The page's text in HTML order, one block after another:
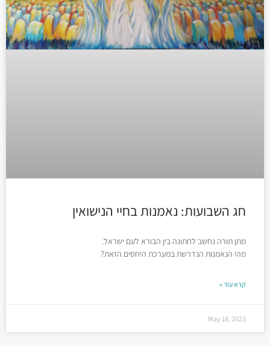
חג השבועות: נאמנות בחיי הנישואין
מתן תורה נחשב לחתונה בין הבורא לעם ישראל.
מהי הנאמנות הנדרשת במערכת היחסים הזאת?
קרא עוד »
May 18, 2023